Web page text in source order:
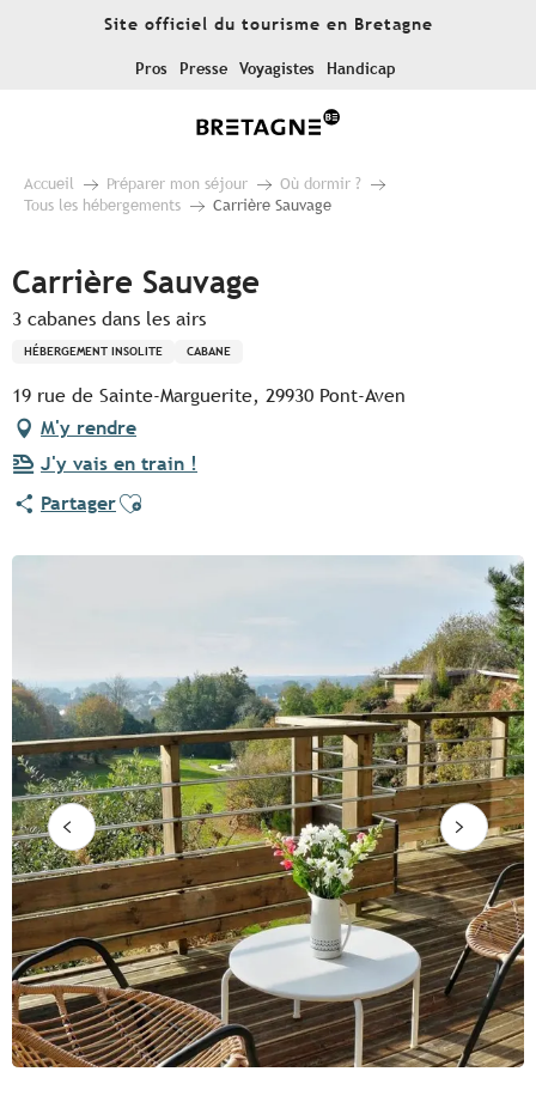
Site officiel du tourisme en Bretagne
Pros Presse Voyagistes Handicap
Accueil Préparer mon séjour
Où dormir ?
Tous les hébergements
Carrière Sauvage
Carrière Sauvage
3 cabanes dans les airs
HÉBERGEMENT INSOLITE CABANE
19 rue de Sainte-Marguerite, 29930 Pont-Aven
M'y rendre
J'y vais en train !
PartagerAjouter aux favoris